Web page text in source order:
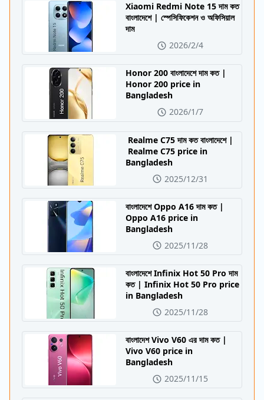
Xiaomi Redmi Note 15 দাম কত
বাংলাদেশে | স্পেসিফিকেশন ও অফিসিয়াল
দাম
2026/2/4
Honor 200 বাংলাদেশে দাম কত |
Honor 200 price in
Bangladesh
2026/1/7
Realme C75 দাম কত বাংলাদেশে |
Realme C75 price in
Bangladesh
2025/12/31
বাংলাদেশে Oppo A16 দাম কত |
Oppo A16 price in
Bangladesh
2025/11/28
বাংলাদেশে Infinix Hot 50 Pro দাম
কত | Infinix Hot 50 Pro price
in Bangladesh
2025/11/28
বাংলাদেশ Vivo V60 এর দাম কত |
Vivo V60 price in
Bangladesh
2025/11/15